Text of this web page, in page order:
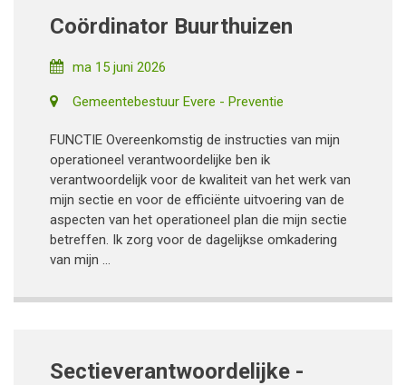
Coördinator Buurthuizen
ma 15 juni 2026
Gemeentebestuur Evere - Preventie
FUNCTIE Overeenkomstig de instructies van mijn
operationeel verantwoordelijke ben ik
verantwoordelijk voor de kwaliteit van het werk van
mijn sectie en voor de efficiënte uitvoering van de
aspecten van het operationeel plan die mijn sectie
betreffen. Ik zorg voor de dagelijkse omkadering
van mijn ...
Sectieverantwoordelijke -